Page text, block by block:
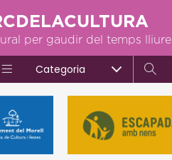
per gaudir del temps lliure
Categoria